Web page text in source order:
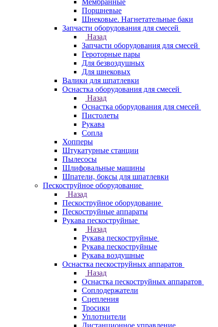
Мембранные
Поршневые
Шнековые. Нагнетательные баки
Запчасти оборудования для смесей
Назад
Запчасти оборудования для смесей
Героторные пары
Для безвоздушных
Для шнековых
Валики для шпатлевки
Оснастка оборудования для смесей
Назад
Оснастка оборудования для смесей
Пистолеты
Рукава
Сопла
Хопперы
Штукатурные станции
Пылесосы
Шлифовальные машины
Шпатели, боксы для шпатлевки
Пескоструйное оборудование
Назад
Пескоструйное оборудование
Пескоструйные аппараты
Рукава пескоструйные
Назад
Рукава пескоструйные
Рукава пескоструйные
Рукава воздушные
Оснастка пескоструйных аппаратов
Назад
Оснастка пескоструйных аппаратов
Соплодержатели
Сцепления
Тросики
Уплотнители
Дистанционное управление